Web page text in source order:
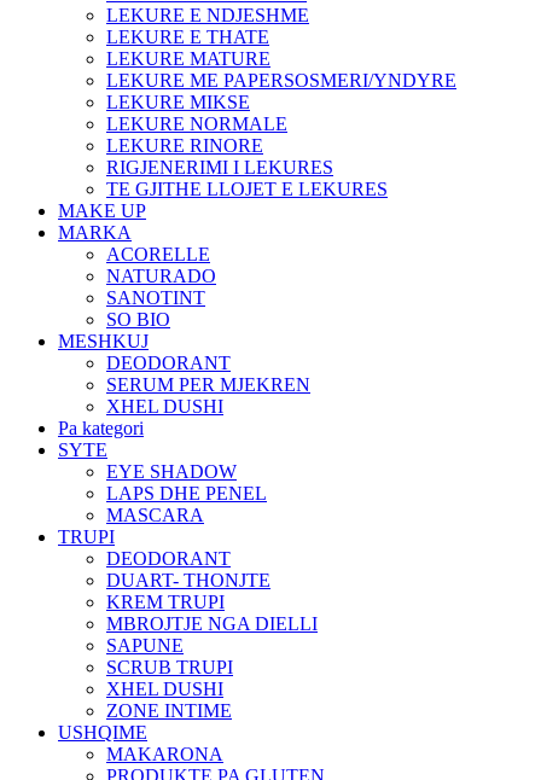
LEKURE E NDJESHME
LEKURE E THATE
LEKURE MATURE
LEKURE ME PAPERSOSMERI/YNDYRE
LEKURE MIKSE
LEKURE NORMALE
LEKURE RINORE
RIGJENERIMI I LEKURES
TE GJITHE LLOJET E LEKURES
MAKE UP
MARKA
ACORELLE
NATURADO
SANOTINT
SO BIO
MESHKUJ
DEODORANT
SERUM PER MJEKREN
XHEL DUSHI
Pa kategori
SYTE
EYE SHADOW
LAPS DHE PENEL
MASCARA
TRUPI
DEODORANT
DUART- THONJTE
KREM TRUPI
MBROJTJE NGA DIELLI
SAPUNE
SCRUB TRUPI
XHEL DUSHI
ZONE INTIME
USHQIME
MAKARONA
PRODUKTE PA GLUTEN